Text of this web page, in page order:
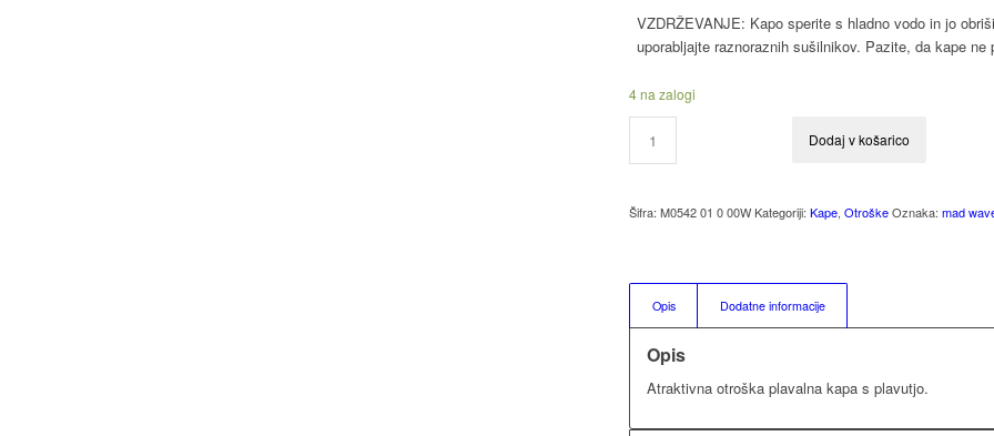
VZDRŽEVANJE: Kapo sperite s hladno vodo in jo
uporabljajte raznoraznih sušilnikov. Pazite, da kape
4 na zalogi
Dodaj v košarico
Šifra:M0542 01 0 00W Kategoriji:Kape,Otroške Oznaka:mad
Opis Dodatne informacije
Opis
Atraktivna otroška plavalna kapa s plavutjo.